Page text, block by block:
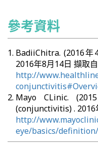
參考資料
BadiiChitra. (2016
2016年8月14日 擷取
http://
Mayo CLinic.
(conjunctivitis) . 2016
http://
eye/basics/